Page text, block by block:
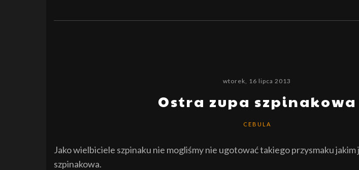
wtorek, 16 lipca 2013
Ostra zupa szpinakowa
CEBULA
Jako wielbiciele szpinaku nie mogliśmy nie ugotować takiego przysmaku jakim
szpinakowa.